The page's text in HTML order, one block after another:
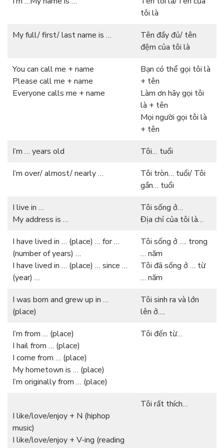
tôi là
My full/ first/ last name is …
Tên đầy đủ/ tên
đệm của tôi là
You can call me + name
Please call me + name
Everyone calls me + name
Bạn có thể gọi tôi là
+ tên
Làm ơn hãy gọi tôi
là + tên
Mọi người gọi tôi là
+ tên
I’m … years old
Tôi… tuổi
I’m over/ almost/ nearly …
Tôi tròn… tuổi/ Tôi
gần… tuổi
I live in …
My address is …
Tôi sống ở…
Địa chỉ của tôi là…
I have lived in … (place) … for …
(number of years) …
I have lived in … (place) … since …
(year) …
Tôi sống ở …. trong
… năm
Tôi đã sống ở … từ
… năm
I was born and grew up in …
(place)
Tôi sinh ra và lớn
lên ở….
I’m from … (place)
I hail from … (place)
I come from … (place)
My hometown is … (place)
I’m originally from … (place)
Tôi đến từ…
I like/love/enjoy + N (hiphop
music)
I like/love/enjoy + V-ing (reading
Tôi rất thích…